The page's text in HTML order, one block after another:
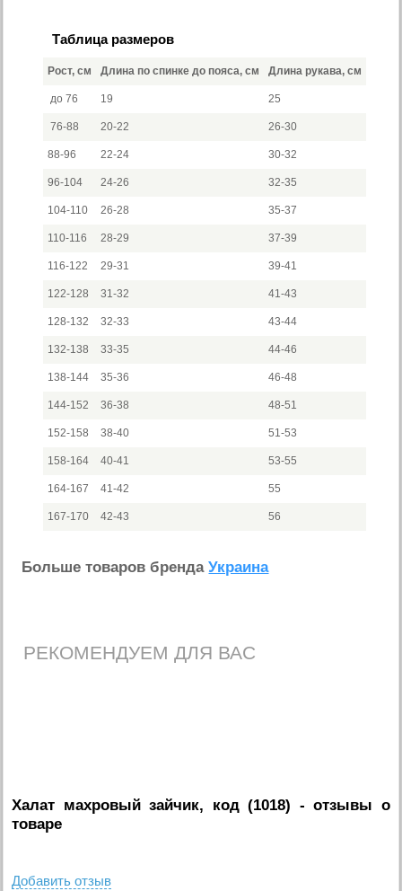
Таблица размеров
Рост, см Длина по спинке до пояса, см Длина рукава, см
до 76 19 25
76-88 20-22 26-30
88-96 22-24 30-32
96-104 24-26 32-35
104-110 26-28 35-37
110-116 28-29 37-39
116-122 29-31 39-41
122-128 31-32 41-43
128-132 32-33 43-44
132-138 33-35 44-46
138-144 35-36 46-48
144-152 36-38 48-51
152-158 38-40 51-53
158-164 40-41 53-55
164-167 41-42 55
167-170 42-43 56
Больше товаров брендаУкраина
РЕКОМЕНДУЕМ ДЛЯ ВАС
Халат махровый зайчик, код (1018) - отзывы о
товаре
Добавить отзыв